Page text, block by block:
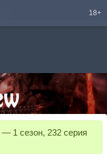
18+
— 1 сезон, 232 серия